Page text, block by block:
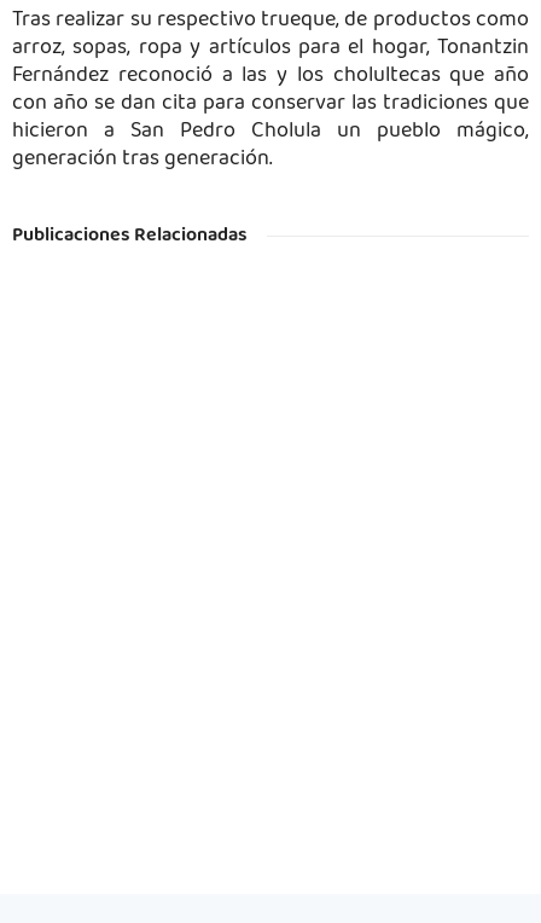
Tras realizar su respectivo trueque, de productos como
arroz, sopas, ropa y artículos para el hogar, Tonantzin
Fernández reconoció a las y los cholultecas que año
con año se dan cita para conservar las tradiciones que
hicieron a San Pedro Cholula un pueblo mágico,
generación tras generación.
Publicaciones Relacionadas